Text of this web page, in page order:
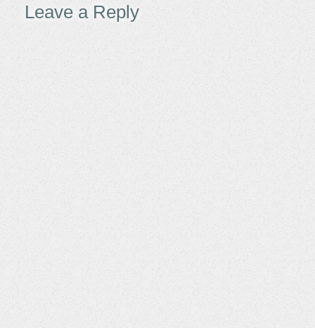
Leave a Reply